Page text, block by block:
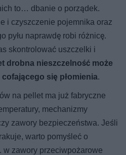
to… dbanie o porządek.
i czyszczenie pojemnika oraz
pyłu naprawdę robi różnicę.
skontrolować uszczelki i
drobna nieszczelność może
się płomienia.
na pellet ma już fabryczne
mechanizmy
zawory bezpieczeństwa. Jeśli
warto pomyśleć o
zawory przeciwpożarowe